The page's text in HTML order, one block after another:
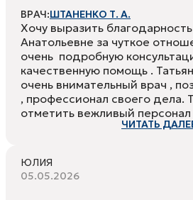
ВРАЧ:ШТАНЕНКО Т. А.
Хочу выразить
Анатольевне за чуткое
очень подробную
качественную помощь .
очень внимательный врач ,
, профессионал своего дела.
отметить вежливый персонал
ЧИТАТЬ
ЮЛИЯ
05.05.2026